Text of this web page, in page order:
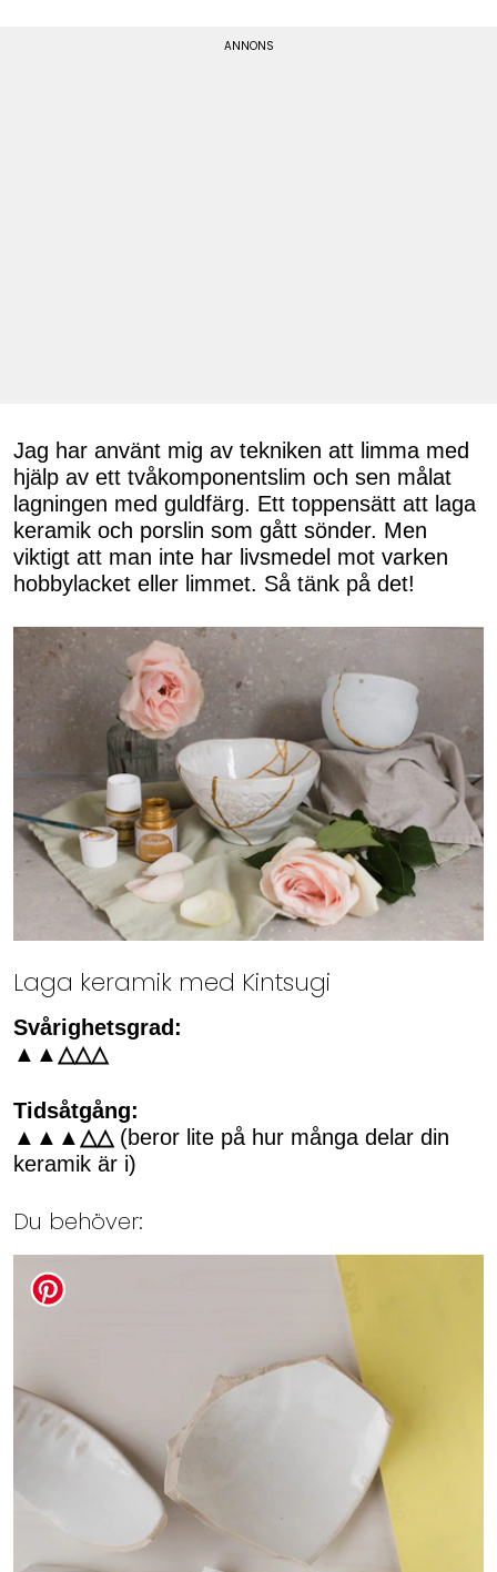
Jag har använt mig av tekniken att limma med
hjälp av ett tvåkomponentslim och sen målat
lagningen med guldfärg. Ett toppensätt att laga
keramik och porslin som gått sönder. Men
viktigt att man inte har livsmedel mot varken
hobbylacket eller limmet. Så tänk på det!
Laga keramik med Kintsugi
Svårighetsgrad:
▲▲△△△
Tidsåtgång:
▲▲▲△△ (beror lite på hur många delar din
keramik är i)
Du behöver: